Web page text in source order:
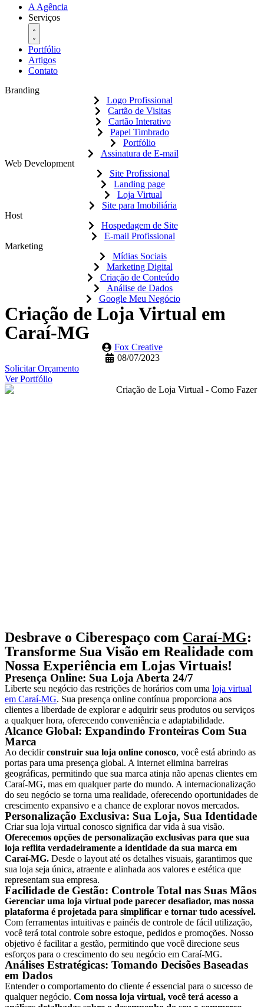
A Agência
Serviços
Portfólio
Artigos
Contato
Branding
Logo Profissional
Cartão de Visitas
Cartão Interativo
Papel Timbrado
Portfólio
Assinatura de E-mail
Web Development
Site Profissional
Landing page
Loja Virtual
Site para Imobiliária
Host
Hospedagem de Site
E-mail Profissional
Marketing
Mídias Sociais
Marketing Digital
Criação de Conteúdo
Análise de Dados
Google Meu Negócio
Criação de Loja Virtual em
Caraí-MG
Fox Creative
08/07/2023
Solicitar Orçamento
Ver Portfólio
Desbrave o Ciberespaço com Caraí-MG:
Transforme Sua Visão em Realidade com
Nossa Experiência em Lojas Virtuais!
Presença Online: Sua Loja Aberta 24/7
Liberte seu negócio das restrições de horários com uma loja virtual
em Caraí-MG. Sua presença online contínua proporciona aos
clientes a liberdade de explorar e adquirir seus produtos ou serviços
a qualquer hora, oferecendo conveniência e adaptabilidade.
Alcance Global: Expandindo Fronteiras Com Sua
Marca
Ao decidirconstruir sua loja online conosco, você está abrindo as
portas para uma presença global. A internet elimina barreiras
geográficas, permitindo que sua marca atinja não apenas clientes em
Caraí-MG, mas em qualquer parte do mundo. A internacionalização
do seu negócio se torna uma realidade, oferecendo oportunidades de
crescimento expansivo e a chance de explorar novos mercados.
Personalização Exclusiva: Sua Loja, Sua Identidade
Criar sua loja virtual conosco significa dar vida à sua visão.
Oferecemos opções de personalização exclusivas para que sua
loja reflita verdadeiramente a identidade da sua marca em
Caraí-MG. Desde o layout até os detalhes visuais, garantimos que
sua loja seja única, atraente e alinhada aos valores e estética que
representam sua empresa.
Facilidade de Gestão: Controle Total nas Suas Mãos
Gerenciar uma loja virtual pode parecer desafiador, mas nossa
plataforma é projetada para simplificar e tornar tudo acessível.
Com ferramentas intuitivas e painéis de controle de fácil utilização,
você terá total controle sobre estoque, pedidos e promoções. Nosso
objetivo é facilitar a gestão, permitindo que você direcione seus
esforços para o crescimento do seu negócio em Caraí-MG.
Análises Estratégicas: Tomando Decisões Baseadas
em Dados
Entender o comportamento do cliente é essencial para o sucesso de
qualquer negócio. Com nossa loja virtual, você terá acesso a